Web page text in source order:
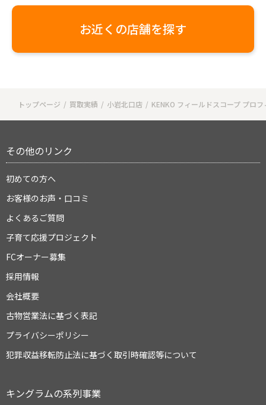
お近くの店舗を探す
トップページ 買取実績 小岩北口店 KENKO フィールドスコープ プロ
その他のリンク
初めての方へ
お客様のお声・口コミ
よくあるご質問
子育て応援プロジェクト
FCオーナー募集
採用情報
会社概要
古物営業法に基づく表記
プライバシーポリシー
犯罪収益移転防止法に基づく取引時確認等について
キングラムの系列事業